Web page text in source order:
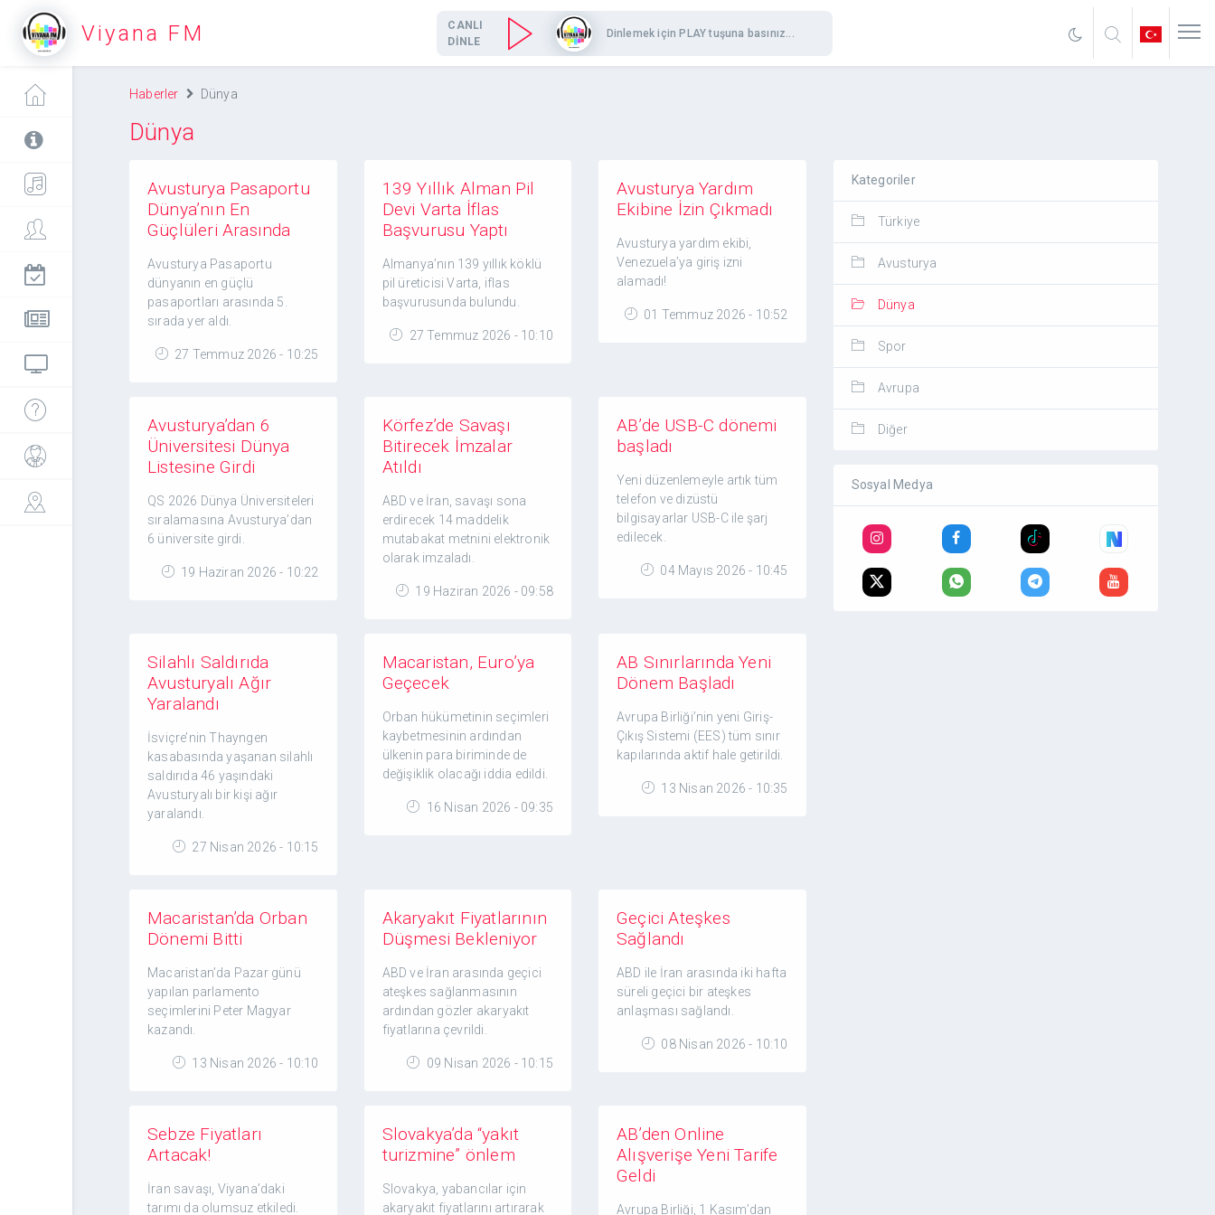
Viyana FM
CANLI
DİNLE
Dinlemek için PLAY tuşuna basınız...
Haberler Dünya
Dünya
Avusturya Pasaportu
Dünya’nın En
Güçlüleri Arasında
Avusturya Pasaportu
dünyanın en güçlü
pasaportları arasında 5.
sırada yer aldı.
27 Temmuz 2026 - 10:25
139 Yıllık Alman Pil
Devi Varta İflas
Başvurusu Yaptı
Almanya’nın 139 yıllık köklü
pil üreticisi Varta, iflas
başvurusunda bulundu.
27 Temmuz 2026 - 10:10
Avusturya Yardım
Ekibine İzin Çıkmadı
Avusturya yardım ekibi,
Venezuela’ya giriş izni
alamadı!
01 Temmuz 2026 - 10:52
Avusturya’dan 6
Üniversitesi Dünya
Listesine Girdi
QS 2026 Dünya Üniversiteleri
sıralamasına Avusturya’dan
6 üniversite girdi.
19 Haziran 2026 - 10:22
Körfez’de Savaşı
Bitirecek İmzalar
Atıldı
ABD ve İran, savaşı sona
erdirecek 14 maddelik
mutabakat metnini elektronik
olarak imzaladı.
19 Haziran 2026 - 09:58
AB’de USB-C dönemi
başladı
Yeni düzenlemeyle artık tüm
telefon ve dizüstü
bilgisayarlar USB-C ile şarj
edilecek.
04 Mayıs 2026 - 10:45
Silahlı Saldırıda
Avusturyalı Ağır
Yaralandı
İsviçre’nin Thayngen
kasabasında yaşanan silahlı
saldırıda 46 yaşındaki
Avusturyalı bir kişi ağır
yaralandı.
27 Nisan 2026 - 10:15
Macaristan, Euro’ya
Geçecek
Orban hükümetinin seçimleri
kaybetmesinin ardından
ülkenin para biriminde de
değişiklik olacağı iddia edildi.
16 Nisan 2026 - 09:35
AB Sınırlarında Yeni
Dönem Başladı
Avrupa Birliği’nin yeni Giriş-
Çıkış Sistemi (EES) tüm sınır
kapılarında aktif hale getirildi.
13 Nisan 2026 - 10:35
Macaristan’da Orban
Dönemi Bitti
Macaristan’da Pazar günü
yapılan parlamento
seçimlerini Peter Magyar
kazandı.
13 Nisan 2026 - 10:10
Akaryakıt Fiyatlarının
Düşmesi Bekleniyor
ABD ve İran arasında geçici
ateşkes sağlanmasının
ardından gözler akaryakıt
fiyatlarına çevrildi.
09 Nisan 2026 - 10:15
Geçici Ateşkes
Sağlandı
ABD ile İran arasında iki hafta
süreli geçici bir ateşkes
anlaşması sağlandı.
08 Nisan 2026 - 10:10
Sebze Fiyatları
Artacak!
İran savaşı, Viyana’daki
tarımı da olumsuz etkiledi.
Slovakya’da “yakıt
turizmine” önlem
Slovakya, yabancılar için
akaryakıt fiyatlarını artırarak
AB’den Online
Alışverişe Yeni Tarife
Geldi
Avrupa Birliği, 1 Kasım’dan
Kategoriler
Türkiye
Avusturya
Dünya
Spor
Avrupa
Diğer
Sosyal Medya